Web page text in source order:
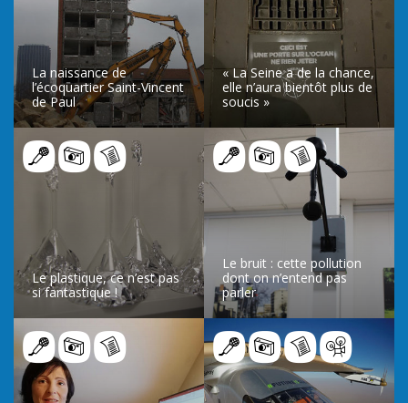
La naissance de
l’écoquartier Saint-Vincent
de Paul
LIRE L’ARTICLE
« La Seine a de la chance,
elle n’aura bientôt plus de
soucis »
LIRE L’ARTICLE
Le plastique, ce n’est pas
si fantastique !
LIRE L’ARTICLE
Le bruit : cette pollution
dont on n’entend pas
parler
LIRE L’ARTICLE